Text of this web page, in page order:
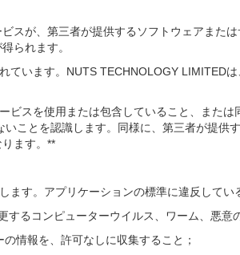
スが、第三者が提供するソフトウェアまた
られます。
ています。NUTS TECHNOLOGY LIMITED
ビスを使用または包含していること、また
ことを認識します。同様に、第三者が提
ます。**
す。アプリケーションの標準に違反してい
るコンピューターウイルス、ワーム、悪意
情報を、許可なしに収集すること；